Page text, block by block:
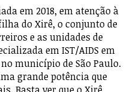
em 2018, em atenção à
do Xirê, o conjunto de
e as unidades de
em IST/AIDS em
município de São Paulo.
grande potência que